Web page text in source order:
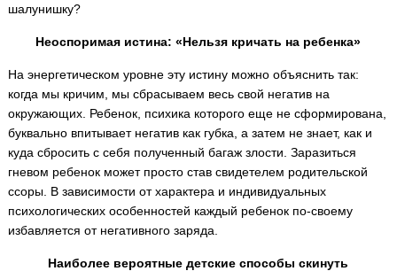
шалунишку?
Неоспоримая истина: «Нельзя кричать на ребенка»
На энергетическом уровне эту истину можно объяснить так:
когда мы кричим, мы сбрасываем весь свой негатив на
окружающих. Ребенок, психика которого еще не сформирована,
буквально впитывает негатив как губка, а затем не знает, как и
куда сбросить с себя полученный багаж злости. Заразиться
гневом ребенок может просто став свидетелем родительской
ссоры. В зависимости от характера и индивидуальных
психологических особенностей каждый ребенок по-своему
избавляется от негативного заряда.
Наиболее вероятные детские способы скинуть